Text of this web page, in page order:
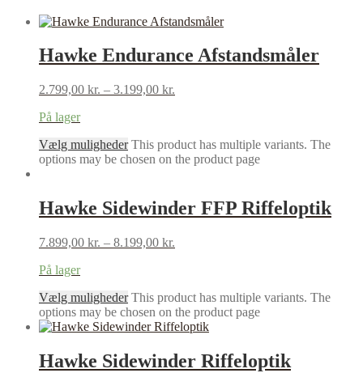
Hawke Endurance Afstandsmåler
2.799,00 kr. – 3.199,00 kr.
På lager
Vælg mulighederThis product has multiple variants. The
options may be chosen on the product page
Hawke Sidewinder FFP Riffeloptik
7.899,00 kr. – 8.199,00 kr.
På lager
Vælg mulighederThis product has multiple variants. The
options may be chosen on the product page
Hawke Sidewinder Riffeloptik